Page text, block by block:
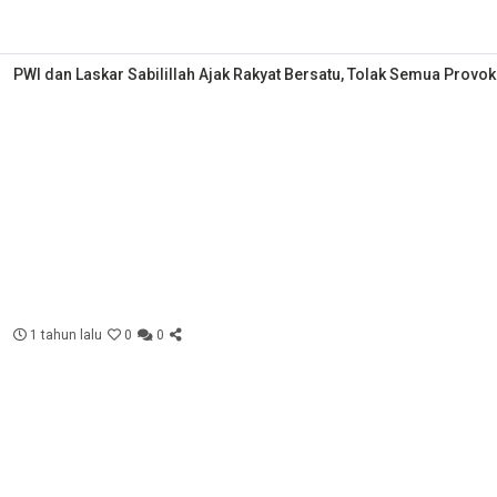
PWI dan Laskar Sabilillah Ajak Rakyat Bersatu, Tolak Semua
1 tahun lalu 0 0